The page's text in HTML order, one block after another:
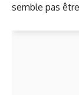
semble pas